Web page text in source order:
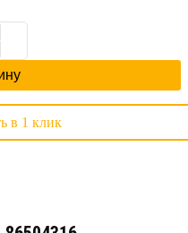
в 1 клик